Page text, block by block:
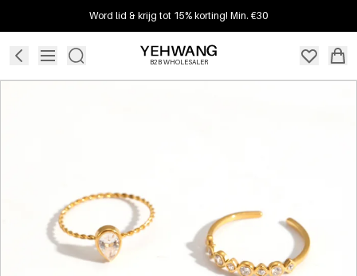
Word lid & krijg tot 15% korting! Min. €30
B2B WHOLESALER